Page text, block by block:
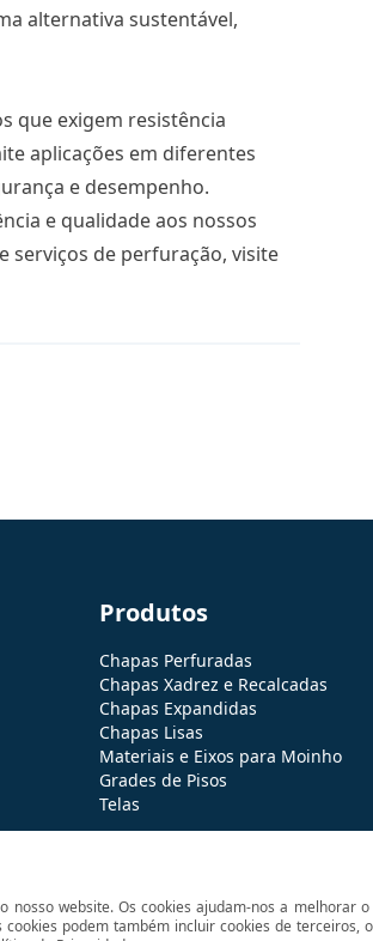
website. Os cookies ajudam-nos a melhorar
podem também incluir cookies de terceiros,
alternativa sustentável,
que exigem resistência
aplicações em diferentes
e desempenho.
e qualidade aos nossos
serviços de perfuração, visite
Produtos
Chapas Perfuradas
Chapas Xadrez e Recalcadas
Chapas Expandidas
Chapas Lisas
Materiais e Eixos para Moinho
Grades de Pisos
Telas
Todos os direitos reservados.